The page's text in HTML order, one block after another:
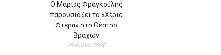
Ο Μάριος Φραγκούλης
παρουσιάζει τα «Χέρια
Φτερά» στο Θέατρο
Βράχων
29 Ιουλίου 2026